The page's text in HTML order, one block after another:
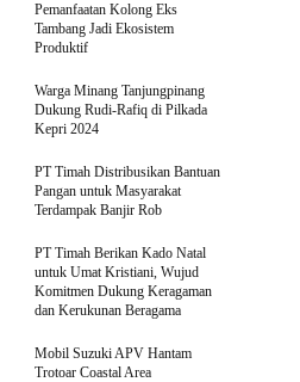
Pemanfaatan Kolong Eks
Tambang Jadi Ekosistem
Produktif
Warga Minang Tanjungpinang
Dukung Rudi-Rafiq di Pilkada
Kepri 2024
PT Timah Distribusikan Bantuan
Pangan untuk Masyarakat
Terdampak Banjir Rob
PT Timah Berikan Kado Natal
untuk Umat Kristiani, Wujud
Komitmen Dukung Keragaman
dan Kerukunan Beragama
Mobil Suzuki APV Hantam
Trotoar Coastal Area